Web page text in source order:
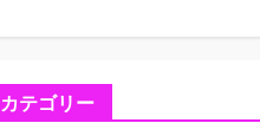
カテゴリー